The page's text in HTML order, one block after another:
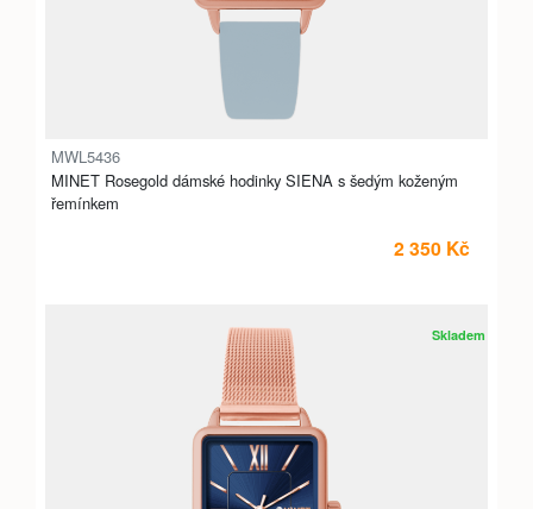
MWL5436
MINET Rosegold dámské hodinky SIENA s šedým koženým
řemínkem
2 350 Kč
Skladem